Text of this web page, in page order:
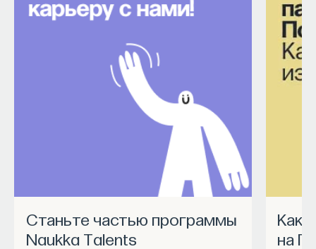
Станьте частью программы
Naukka Talents
Как запустить спецпроект
на